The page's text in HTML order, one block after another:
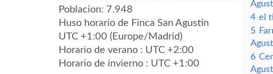
Poblacion: 7.948
Huso horario de Finca San Agustin
UTC +1:00 (Europe/Madrid)
Horario de verano : UTC +2:00
Horario de invierno : UTC +1:00
4 el
5
6